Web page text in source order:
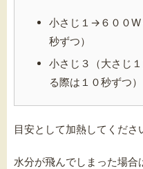
小さじ１→６００W
秒ずつ）
小さじ３（大さじ
る際は１０秒ずつ）
目安として加熱してくださ
水分が飛んでしまった場